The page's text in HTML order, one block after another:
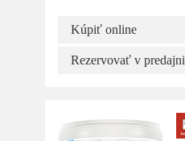
Kúpiť online
Rezervovať v predajni